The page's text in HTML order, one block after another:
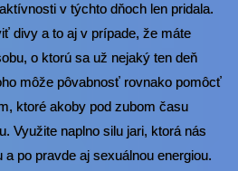
v týchto dňoch len pridala.
divy a to aj v prípade, že máte
o ktorú sa už nejaký ten deň
môže pôvabnosť rovnako pomôcť
ktoré akoby pod zubom času
Využite naplno silu jari, ktorá nás
po pravde aj sexuálnou energiou.